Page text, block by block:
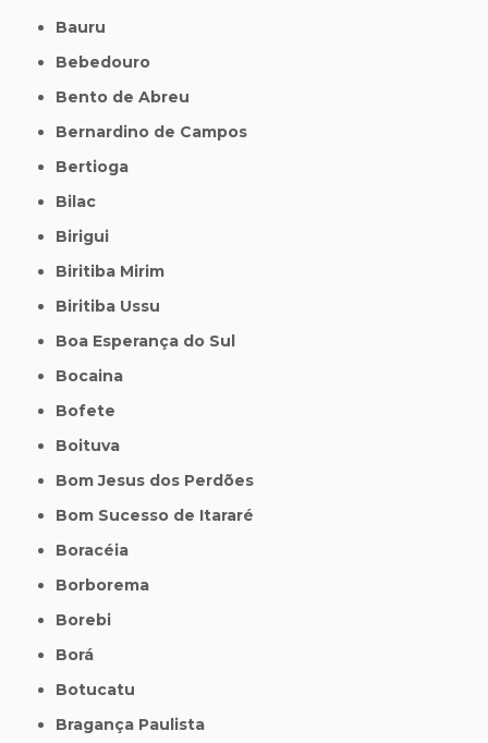
Bauru
Bebedouro
Bento de Abreu
Bernardino de Campos
Bertioga
Bilac
Birigui
Biritiba Mirim
Biritiba Ussu
Boa Esperança do Sul
Bocaina
Bofete
Boituva
Bom Jesus dos Perdões
Bom Sucesso de Itararé
Boracéia
Borborema
Borebi
Borá
Botucatu
Bragança Paulista